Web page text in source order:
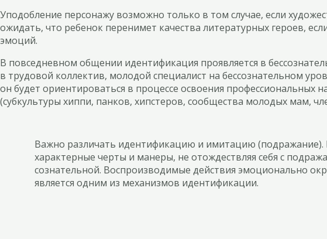
Уподобление персонажу возможно только в том случае, если
ожидать, что ребенок перенимет качества литературных героев,
эмоций.
В повседневном общении идентификация проявляется в
в трудовой коллектив, молодой специалист на бессознательном
он будет ориентироваться в процессе освоения профессиональных
(субкультуры хиппи, панков, хипстеров, сообщества молодых мам,
Важно различать идентификацию и имитацию (подражание).
характерные черты и манеры, не отождествляя себя с
сознательной. Воспроизводимые действия эмоционально
является одним из механизмов идентификации.